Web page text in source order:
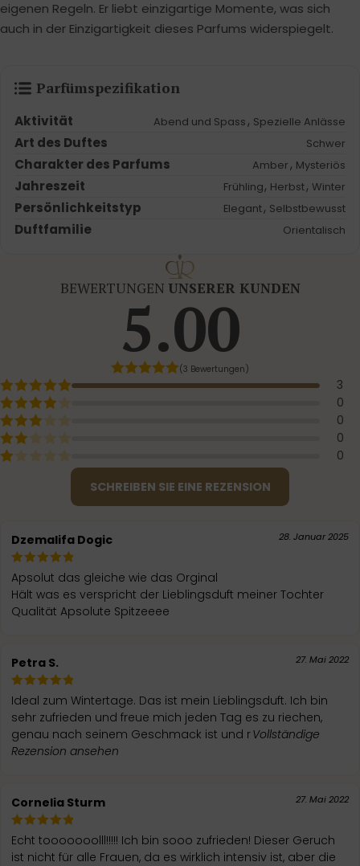
eigenen Regeln. Er liebt einzigartige Momente, was sich
auch in der Einzigartigkeit dieses Parfums widerspiegelt.
Parfümspezifikation
Aktivität Abend und Spass , Spezielle Anlässe
Art des Duftes Schwer
Charakter des Parfums Amber , Mysteriös
Jahreszeit Frühling, Herbst, Winter
Persönlichkeitstyp Elegant, Selbstbewusst
Duftfamilie Orientalisch
BEWERTUNGEN UNSERER KUNDEN
5.00
(3 Bewertungen)
3
0
0
0
0
SCHREIBEN SIE EINE REZENSION
Dzemalifa Dogic 28. Januar 2025
Apsolut das gleiche wie das Orginal
Hält was es verspricht der Lieblingsduft meiner Tochter
Qualität Apsolute Spitzeeee
Petra S. 27. Mai 2022
Ideal zum Wintertage. Das ist mein Lieblingsduft. Ich bin
sehr zufrieden und freue mich jeden Tag es zu riechen,
genau nach seinem Geschmack ist und rVollständige
Rezension ansehen
Cornelia Sturm 27. Mai 2022
Echt tooooooolll!!!!! Ich bin sooo zufrieden! Dieser Geruch
ist nicht für alle Frauen, da es wirklich intensiv ist, aber die